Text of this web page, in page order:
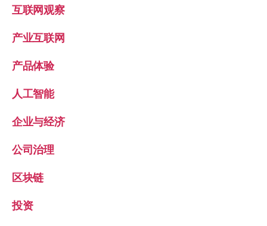
互联网观察
产业互联网
产品体验
人工智能
企业与经济
公司治理
区块链
投资